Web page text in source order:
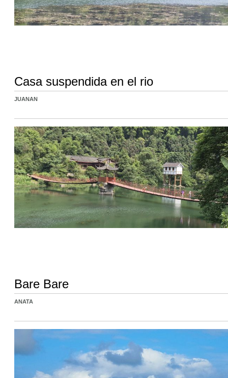
Casa suspendida en el rio
JUANAN
Bare Bare
ANATA